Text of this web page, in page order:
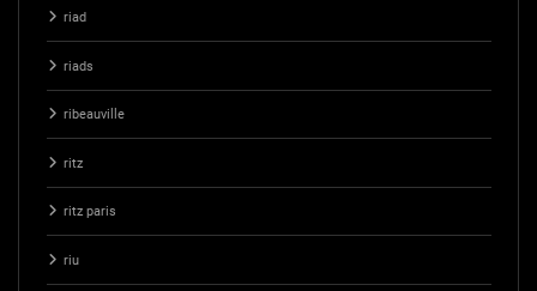
riad
riads
ribeauville
ritz
ritz paris
riu